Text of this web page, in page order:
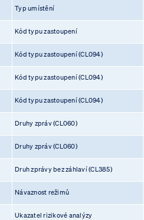
Typ umístění
Kód typu zastoupení
Kód typu zastoupení (CL094)
Kód typu zastoupení (CL094)
Kód typu zastoupení (CL094)
Druhy zpráv (CL060)
Druhy zpráv (CL060)
Druh zprávy bez záhlaví (CL385)
Návaznost režimů
Ukazatel rizikové analýzy